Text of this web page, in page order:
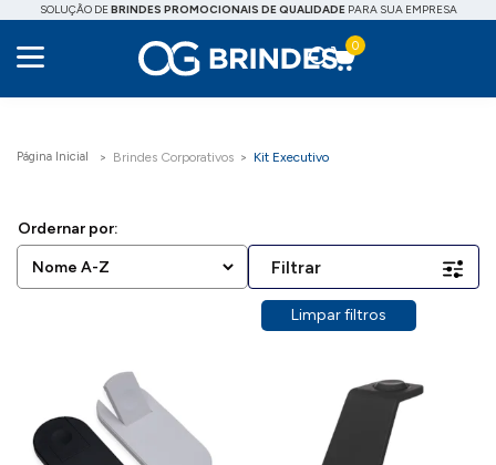
SOLUÇÃO DEBRINDES PROMOCIONAIS DE QUALIDADEPARA SUA EMPRESA
0
Brindes Corporativos Kit Executivo
Filtrar
Limpar filtros